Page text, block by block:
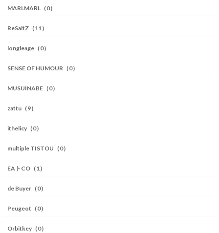
MARLMARL（0）
ReSaltZ（11）
longleage（0）
SENSE OF HUMOUR（0）
MUSUINABE（0）
zattu（9）
ithelicy（0）
multiple TISTOU（0）
EAトCO（1）
de Buyer（0）
Peugeot（0）
Orbitkey（0）